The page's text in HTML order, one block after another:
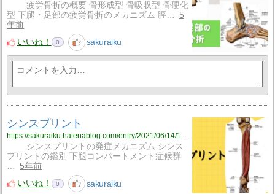
疲労骨折の概要 骨形成型 骨吸収型 骨硬化
型 下腿・足部の疲労骨折のメカニズム 脛…
5
年前
いいね！
0 sakuraiku
シンスプリント
https://sakuraiku.hatenablog.com/entry/2021/06/14/122958
シンスプリントの発症メカニズム シンス
プリントの鑑別 下腿コンパートメント症候群
…
5年前
いいね！
0 sakuraiku